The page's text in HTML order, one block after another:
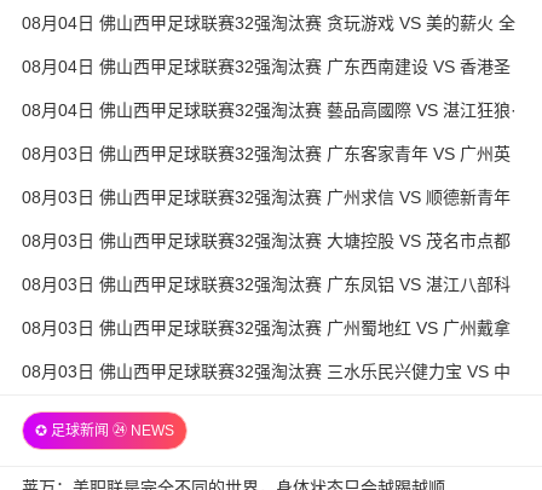
全场录像
08月04日 佛山西甲足球联赛32强淘汰赛 贪玩游戏 VS 美的薪火 全
场录像
08月04日 佛山西甲足球联赛32强淘汰赛 广东西南建设 VS 香港圣
徒 全场录像
08月04日 佛山西甲足球联赛32强淘汰赛 藝品高國際 VS 湛江狂狼·
粵辉能源 全场录像
08月03日 佛山西甲足球联赛32强淘汰赛 广东客家青年 VS 广州英
华思力U17 全场录像
08月03日 佛山西甲足球联赛32强淘汰赛 广州求信 VS 顺德新青年
全场录像
08月03日 佛山西甲足球联赛32强淘汰赛 大塘控股 VS 茂名市点都
得 全场录像
08月03日 佛山西甲足球联赛32强淘汰赛 广东凤铝 VS 湛江八部科
技 全场录像
08月03日 佛山西甲足球联赛32强淘汰赛 广州蜀地红 VS 广州戴拿
模 全场录像
08月03日 佛山西甲足球联赛32强淘汰赛 三水乐民兴健力宝 VS 中
✪ 足球新闻 ㉔ NEWS